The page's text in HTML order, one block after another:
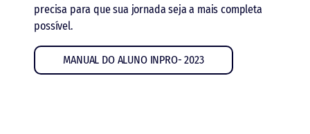
precisa para que sua jornada seja a mais completa
possível.
MANUAL DO ALUNO INPRO- 2023